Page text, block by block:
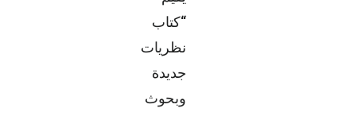
“كتاب
نظريات
جديدة
وبحوث